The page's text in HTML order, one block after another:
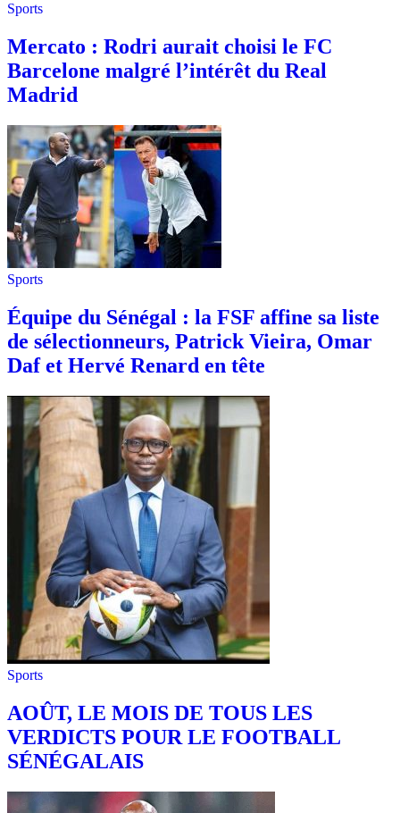
Sports
Mercato : Rodri aurait choisi le FC
Barcelone malgré l’intérêt du Real
Madrid
Sports
Équipe du Sénégal : la FSF affine sa liste
de sélectionneurs, Patrick Vieira, Omar
Daf et Hervé Renard en tête
Sports
AOÛT, LE MOIS DE TOUS LES
VERDICTS POUR LE FOOTBALL
SÉNÉGALAIS